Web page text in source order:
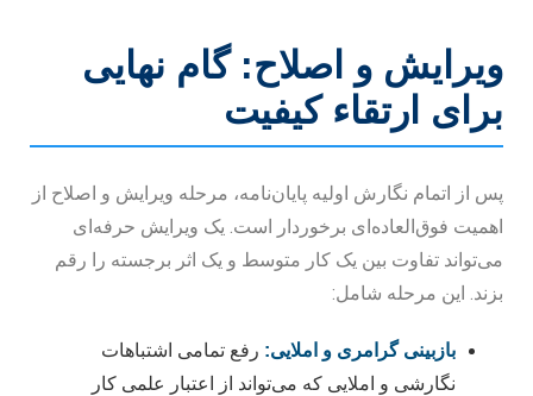
ویرایش و اصلاح: گام نهایی
برای ارتقاء کیفیت
پس از اتمام نگارش اولیه پایان‌نامه، مرحله ویرایش و اصلاح از
اهمیت فوق‌العاده‌ای برخوردار است. یک ویرایش حرفه‌ای
می‌تواند تفاوت بین یک کار متوسط و یک اثر برجسته را رقم
بزند. این مرحله شامل:
بازبینی گرامری و املایی: رفع تمامی اشتباهات
نگارشی و املایی که می‌تواند از اعتبار علمی کار